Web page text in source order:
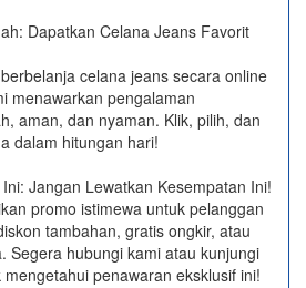
Dapatkan Celana Jeans Favorit
celana jeans secara online
menawarkan pengalaman
aman, dan nyaman. Klik, pilih, dan
dalam hitungan hari!
Jangan Lewatkan Kesempatan Ini!
promo istimewa untuk pelanggan
tambahan, gratis ongkir, atau
Segera hubungi kami atau kunjungi
penawaran eksklusif ini!